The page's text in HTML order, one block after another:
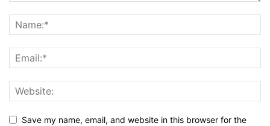
Save my name, email, and website in this browser for the